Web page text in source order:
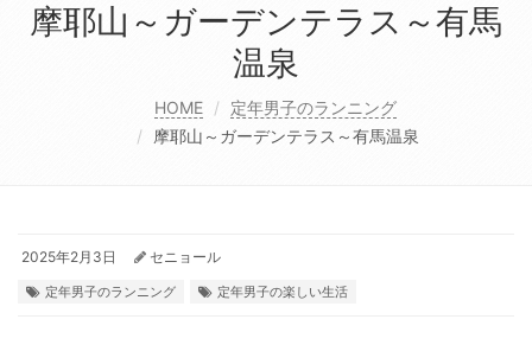
摩耶山～ガーデンテラス～有馬
温泉
HOME
定年男子のランニング
摩耶山～ガーデンテラス～有馬温泉
2025年2月3日 セニョール
定年男子のランニング 定年男子の楽しい生活